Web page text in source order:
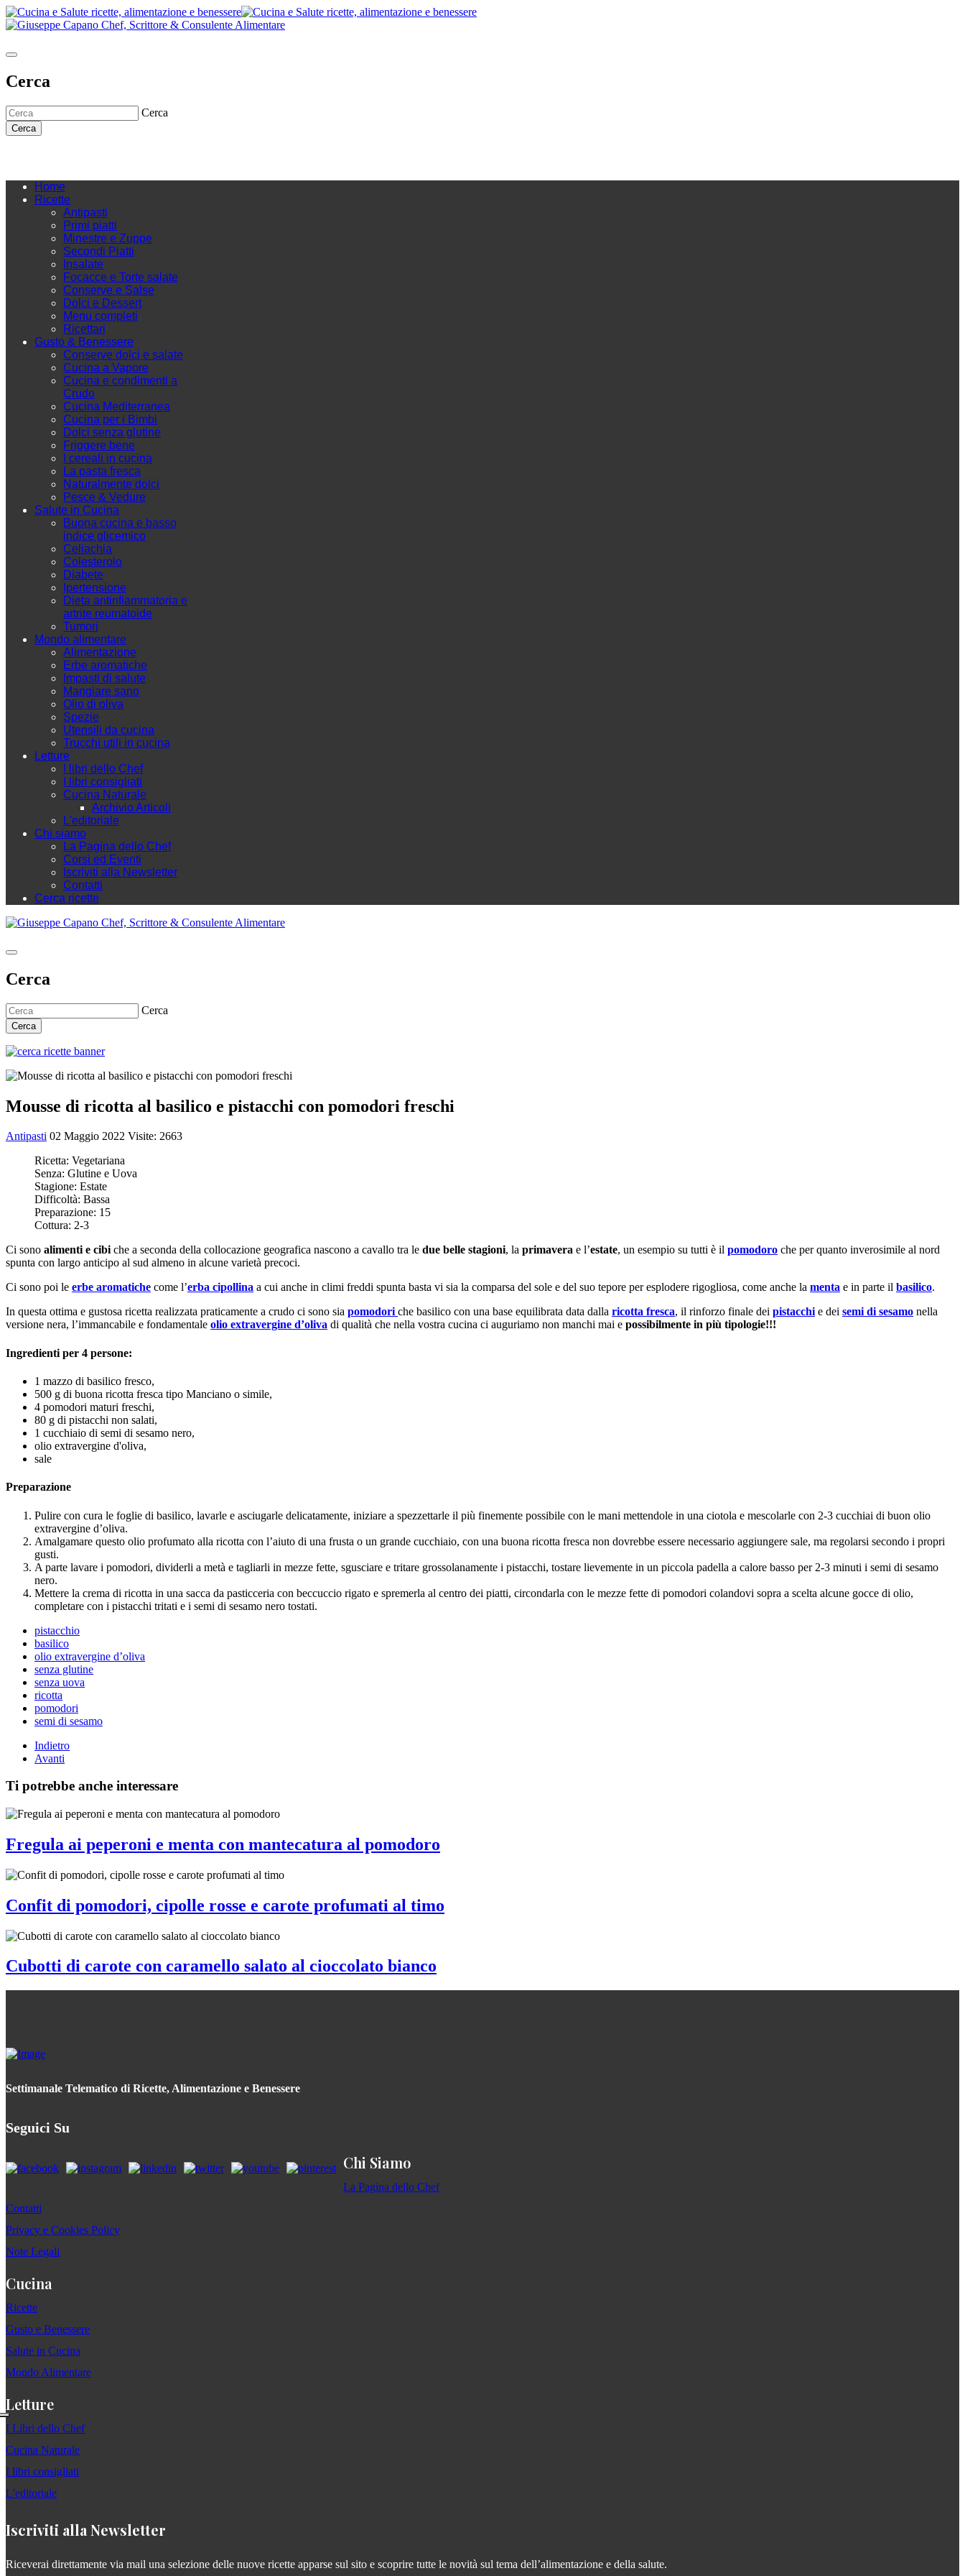
Cerca
Cerca
Cerca
Home
Ricette
Antipasti
Primi piatti
Minestre e Zuppe
Secondi Piatti
Insalate
Focacce e Torte salate
Conserve e Salse
Dolci e Dessert
Menu completi
Ricettari
Gusto & Benessere
Conserve dolci e salate
Cucina a Vapore
Cucina e condimenti a
Crudo
Cucina Mediterranea
Cucina per i Bimbi
Dolci senza glutine
Friggere bene
I cereali in cucina
La pasta fresca
Naturalmente dolci
Pesce & Vedure
Salute in Cucina
Buona cucina e basso
indice glicemico
Celiachia
Colesterolo
Diabete
Ipertensione
Dieta antinfiammatoria e
artrite reumatoide
Tumori
Mondo alimentare
Alimentazione
Erbe aromatiche
Impasti di salute
Mangiare sano
Olio di oliva
Spezie
Utensili da cucina
Trucchi utili in cucina
Letture
I libri dello Chef
I libri consigliati
Cucina Naturale
Archivio Articoli
L'editoriale
Chi siamo
La Pagina dello Chef
Corsi ed Eventi
Iscriviti alla Newsletter
Contatti
Cerca ricette
Cerca
Cerca
Cerca
Mousse di ricotta al basilico e pistacchi con pomodori freschi
Antipasti 02 Maggio 2022 Visite: 2663
Ricetta: Vegetariana
Senza: Glutine e Uova
Stagione: Estate
Difficoltà: Bassa
Preparazione: 15
Cottura: 2-3
Ci sono alimenti e cibiche a seconda della collocazione geografica nascono a cavallo tra le due belle stagioni, la primavera e l’estate, un esempio su tutti è il pomodoro che per quanto inverosimile al nord
spunta con largo anticipo al sud almeno in alcune varietà precoci.
Ci sono poi le erbe aromatiche come l’erba cipollina a cui anche in climi freddi spunta basta vi sia la comparsa del sole e del suo tepore per esplodere rigogliosa, come anche la menta e in parte il basilico.
In questa ottima e gustosa ricetta realizzata praticamente a crudo ci sono sia pomodori che basilico con una base equilibrata data dalla ricotta fresca, il rinforzo finale dei pistacchie dei semi di sesamo nella
versione nera, l’immancabile e fondamentale olio extravergine d’oliva di qualità che nella vostra cucina ci auguriamo non manchi mai e possibilmente in più tipologie!!!
Ingredienti per 4 persone:
1 mazzo di basilico fresco,
500 g di buona ricotta fresca tipo Manciano o simile,
4 pomodori maturi freschi,
80 g di pistacchi non salati,
1 cucchiaio di semi di sesamo nero,
olio extravergine d'oliva,
sale
Preparazione
Pulire con cura le foglie di basilico, lavarle e asciugarle delicatamente, iniziare a spezzettarle il più finemente possibile con le mani mettendole in una ciotola e mescolarle con 2-3 cucchiai di buon olio
extravergine d’oliva.
Amalgamare questo olio profumato alla ricotta con l’aiuto di una frusta o un grande cucchiaio, con una buona ricotta fresca non dovrebbe essere necessario aggiungere sale, ma regolarsi secondo i propri
gusti.
A parte lavare i pomodori, dividerli a metà e tagliarli in mezze fette, sgusciare e tritare grossolanamente i pistacchi, tostare lievemente in un piccola padella a calore basso per 2-3 minuti i semi di sesamo
nero.
Mettere la crema di ricotta in una sacca da pasticceria con beccuccio rigato e spremerla al centro dei piatti, circondarla con le mezze fette di pomodori colandovi sopra a scelta alcune gocce di olio,
completare con i pistacchi tritati e i semi di sesamo nero tostati.
pistacchio
basilico
olio extravergine d’oliva
senza glutine
senza uova
ricotta
pomodori
semi di sesamo
Indietro
Avanti
Ti potrebbe anche interessare
Fregula ai peperoni e menta con mantecatura al pomodoro
Confit di pomodori, cipolle rosse e carote profumati al timo
Cubotti di carote con caramello salato al cioccolato bianco
Settimanale Telematico di Ricette, Alimentazione e Benessere
Seguici Su
Chi Siamo
La Pagina dello Chef
Contatti
Privacy e Cookies Policy
Note Legali
Cucina
Ricette
Gusto e Benessere
Salute in Cucina
Mondo Alimentare
Letture
I Libri dello Chef
Cucina Naturale
I libri consigliati
L'editoriale
Iscriviti alla Newsletter
Riceverai direttamente via mail una selezione delle nuove ricette apparse sul sito e scoprire tutte le novità sul tema dell’alimentazione e della salute.